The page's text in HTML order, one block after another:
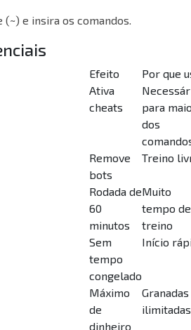
(~) e insira os comandos.
Efeito Por que
Ativa
cheats
para
dos
Remove
bots
Treino
Rodada de
60
minutos
Muito
tempo de
treino
Sem
tempo
congelado
Início
Máximo
de
dinheiro
Granadas
ilimitadas